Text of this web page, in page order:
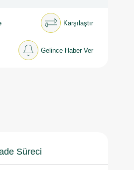
Karşılaştır
Gelince Haber Ver
Süreci